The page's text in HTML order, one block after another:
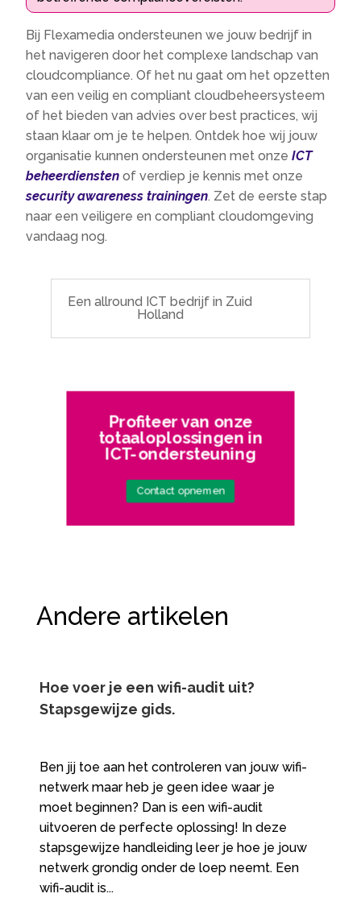
Bij Flexamedia ondersteunen we jouw bedrijf in
het navigeren door het complexe landschap van
cloudcompliance. Of het nu gaat om het opzetten
van een veilig en compliant cloudbeheersysteem
of het bieden van advies over best practices, wij
staan klaar om je te helpen. Ontdek hoe wij jouw
organisatie kunnen ondersteunen met onzeICT
beheerdiensten of verdiep je kennis met onze
security awareness trainingen. Zet de eerste stap
naar een veiligere en compliant cloudomgeving
vandaag nog.
Een allround ICT bedrijf in Zuid
Holland
Profiteer van onze
totaaloplossingen in
ICT-ondersteuning
Contact opnemen
Andere artikelen
Hoe voer je een wifi-audit uit?
Stapsgewijze gids.​
Ben jij toe aan het controleren van jouw wifi-
netwerk maar heb je geen idee waar je
moet beginnen? Dan is een wifi-audit
uitvoeren de perfecte oplossing! In deze
stapsgewijze handleiding leer je hoe je jouw
netwerk grondig onder de loep neemt. Een
wifi-audit is...